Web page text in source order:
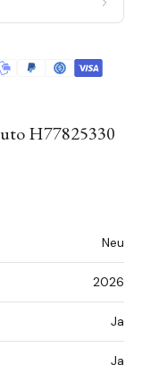
H77825330
Neu
2026
Ja
Ja